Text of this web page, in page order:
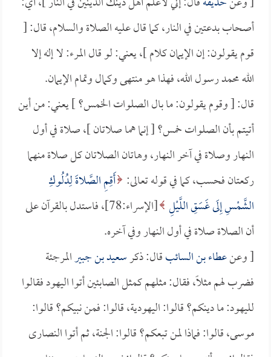
أصحاب بدعتين في النار، كما قال عليه الصلاة والسلام، قال: [
قوم يقولون: إن الإيمان كلام ]، يعني: لو قال المرء: لا إله إلا
الله محمد رسول الله، فهذا هو منتهى وكمال وتمام الإيمان.
قال: [ وقوم يقولون: ما بال الصلوات الخمس؟ ] يعني: من أين
أتيتم بأن الصلوات خمس؟ [ إنما هما صلاتان ]، صلاة في أول
النهار وصلاة في آخر النهار، وهاتان الصلاتان كل صلاة منهما
ركعتان فحسب، كما في قوله تعالى: أَقِمِ الصَّلاةَ لِدُلُوكِ
الشَّمْسِ إِلَى غَسَقِ اللَّيْلِ
[الإسراء:78]، فاستدل بالقرآن على
أن الصلاة صلاة في أول النهار وفي آخره.
[ وعنعطاء بن السائبقال: ذكرسعيد بن جبيرالمرجئة
فضرب لهم مثلاً، فقال: مثلهم كمثل الصابئين أتوا اليهود فقالوا
لليهود: ما دينكم؟ قالوا: اليهودية، قالوا: فمن نبيكم؟ قالوا:
موسى، قالوا: فماذا لمن تبعكم؟ قالوا: الجنة، ثم أتوا النصارى